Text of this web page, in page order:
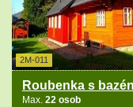
2M-011
Roubenka s
Max. 22 osob